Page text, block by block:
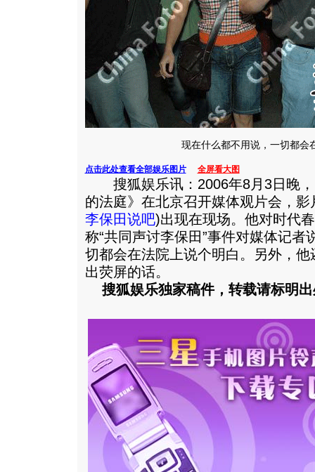
现在什么都不用说，一切都会
点击此处查看全部娱乐图片 全屏看大图
搜狐娱乐讯：2006年8月3日晚，
的法庭》在北京召开媒体观片会，影
李保田说吧)出现在现场。他对时代
称“共同声讨李保田”事件对媒体记者
切都会在法院上说个明白。另外，
出荧屏的话。
搜狐娱乐独家稿件，转载请标明